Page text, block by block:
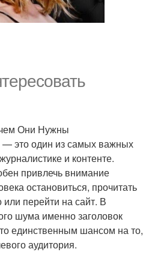
Они Нужны
— это один из самых важных
и контенте.
привлечь внимание
остановиться, прочитать
или перейти на сайт. В
шума именно заголовок
единственным шансом на то,
аудитория.